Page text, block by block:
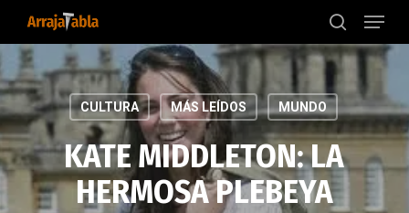
content
search
Menu
CULTURA MÁS LEÍDOS MUNDO
KATE MIDDLETON: LA
HERMOSA PLEBEYA